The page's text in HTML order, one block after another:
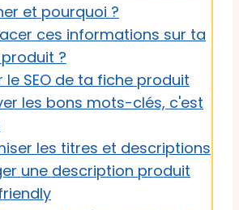
et pourquoi ?
ces informations sur ta
?
le SEO de ta fiche produit
les bons mots-clés, c'est
les titres et descriptions
une description produit